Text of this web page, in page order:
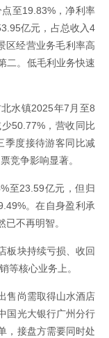
至19.83%，净利率
亿元，占总收入4
区经营业务毛利率高
二。低毛利业务快速
水镇2025年7月至8
50.77%，营收同比
季度接待游客同比减
竞争影响显著。
至23.59亿元，但归
。在自身盈利承
不再明智。
板块持续亏损、收回
等核心业务上。
售尚需取得山水酒店
国光大银行广州分行
，接盘方需要同时处